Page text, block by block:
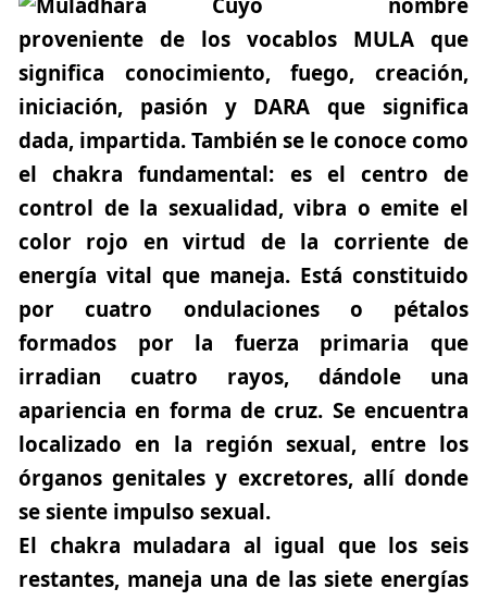
proveniente de los vocablos MULA que
significa conocimiento, fuego, creación,
iniciación, pasión y DARA que significa
dada, impartida. También se le conoce como
el chakra fundamental: es el centro de
control de la sexualidad, vibra o emite el
color rojo en virtud de la corriente de
energía vital que maneja. Está constituido
por cuatro ondulaciones o pétalos
formados por la fuerza primaria que
irradian cuatro rayos, dándole una
apariencia en forma de cruz. Se encuentra
localizado en la región sexual, entre los
órganos genitales y excretores, allí donde
se siente impulso sexual.
El chakra muladara al igual que los seis
restantes, maneja una de las siete energías